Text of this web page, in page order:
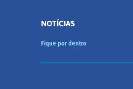
NOTÍCIAS
Fique por dentro